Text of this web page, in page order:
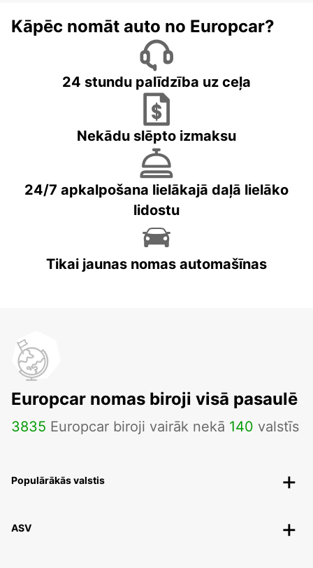
Kāpēc nomāt auto no Europcar?
24 stundu palīdzība uz ceļa
Nekādu slēpto izmaksu
24/7 apkalpošana lielākajā daļā lielāko
lidostu
Tikai jaunas nomas automašīnas
Europcar nomas biroji visā pasaulē
3835 Europcar biroji vairāk nekā 140 valstīs
Populārākās valstis
ASV